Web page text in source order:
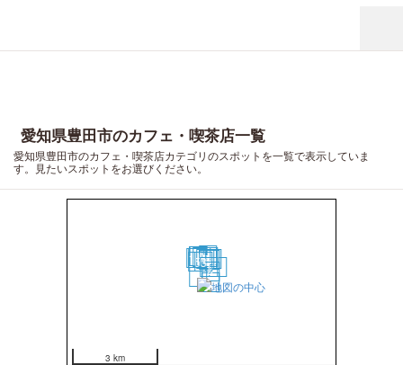
愛知県豊田市のカフェ・喫茶店一覧
愛知県豊田市のカフェ・喫茶店カテゴリのスポットを一覧で表示していま
す。見たいスポットをお選びください。
1
2
3
4
5 6
7
8910
1112
13
14
1516
17
18
19
20
3 km